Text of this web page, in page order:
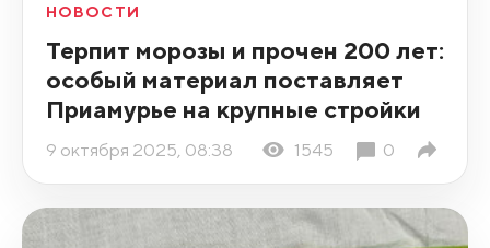
НОВОСТИ
Терпит морозы и прочен 200 лет:
особый материал поставляет
Приамурье на крупные стройки
9 октября 2025, 08:38 1545 0